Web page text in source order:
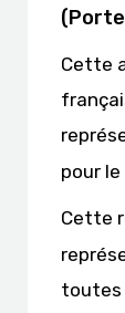
Cette
pour
Cette
toutes